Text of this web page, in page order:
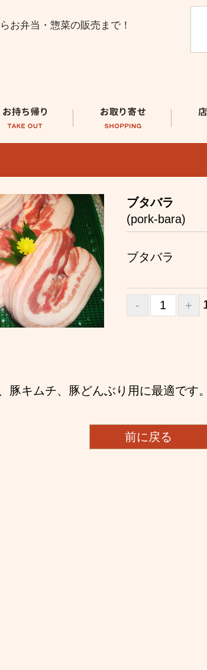
お弁当・惣菜の販売まで！
ブタバラ
(pork-bara)
ブタバラ
豚キムチ、豚どんぶり用に最適です
前に戻る